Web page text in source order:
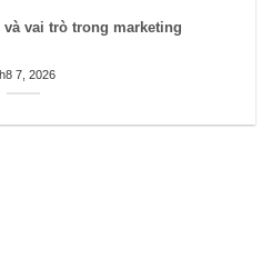
vai trò trong marketing
7, 2026